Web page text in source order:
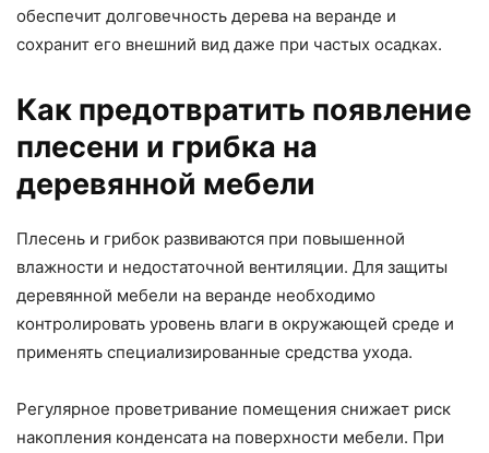
обеспечит долговечность дерева на веранде и
сохранит его внешний вид даже при частых осадках.
Как предотвратить появление
плесени и грибка на
деревянной мебели
Плесень и грибок развиваются при повышенной
влажности и недостаточной вентиляции. Для защиты
деревянной мебели на веранде необходимо
контролировать уровень влаги в окружающей среде и
применять специализированные средства ухода.
Регулярное проветривание помещения снижает риск
накопления конденсата на поверхности мебели. При